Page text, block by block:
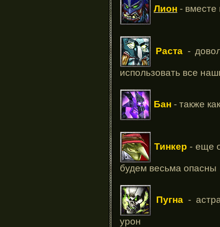
Лион - вместе
Раста -
использовать все
Бан - также
Тинкер - еще
будем весьма опасны
Пугна -
урон